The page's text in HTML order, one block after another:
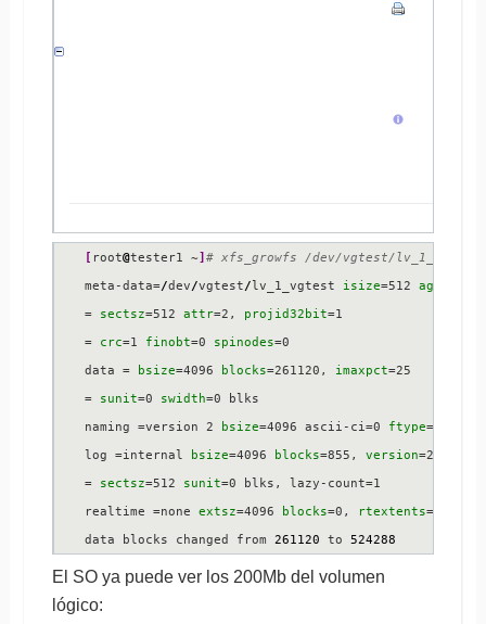
[ root@tester1 ~] # xfs_growfs /dev/vgtest/lv_1_vgtest
meta-data=/dev/vgtest/lv_1_vgtest isize=512 agcount
= sectsz=512 attr=2, projid32bit=1
= crc=1 finobt=0 spinodes=0
data = bsize=4096 blocks=261120, imaxpct=25
= sunit=0 swidth=0 blks
naming =version 2 bsize=4096 ascii-ci=0 ftype=1
log =internal bsize=4096 blocks=855, version=2
= sectsz=512 sunit=0 blks, lazy-count=1
realtime =none extsz=4096 blocks=0, rtextents=
data blocks changed from 261120 to 524288
El SO ya puede ver los 200Mb del volumen
lógico: